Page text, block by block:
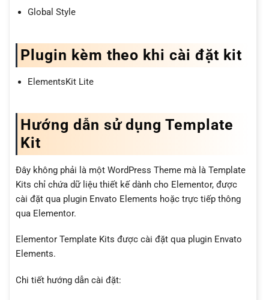
Global Style
Plugin kèm theo khi cài đặt kit
ElementsKit Lite
Hướng dẫn sử dụng Template
Kit
Đây không phải là một WordPress Theme mà là Template
Kits chỉ chứa dữ liệu thiết kế dành cho Elementor, được
cài đặt qua plugin Envato Elements hoặc trực tiếp thông
qua Elementor.
Elementor Template Kits được cài đặt qua plugin Envato
Elements.
Chi tiết hướng dẫn cài đặt: